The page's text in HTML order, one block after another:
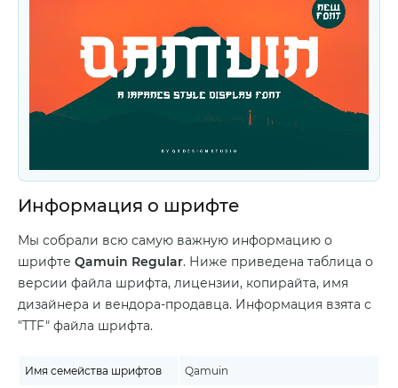
Информация о шрифте
Мы собрали всю самую важную информацию о
шрифте Qamuin Regular. Ниже приведена таблица о
версии файла шрифта, лицензии, копирайта, имя
дизайнера и вендора-продавца. Информация взята с
"TTF" файла шрифта.
Имя семейства шрифтов Qamuin